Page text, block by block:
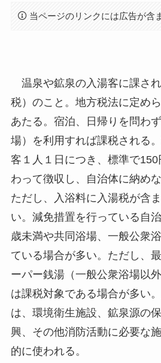
当ページのリンクには広告が含
温泉や鉱泉の入湯客に課さ
税）のこと。地方税法に定め
あたる。宿泊、日帰りを問わ
場）を利用すれば課税される
客１人１日につき、標準で
わって徴収し、自治体に納め
ただし、入浴料に入湯税が含
い。減免措置を行っている自
歳未満や共同浴場、一般公衆
ている場合が多い。ただし、
ーパー銭湯（一般公衆浴場以
は課税対象である場合が多い
は、環境衛生施設、鉱泉源の
興、その他消防活動に必要な
的に使われる。